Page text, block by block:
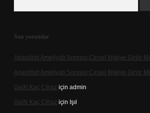
Son yorumlar
Apandisit Ameliyatı Sonrası Cinsel Ilişkiye Girilir Mi
Apandisit Ameliyatı Sonrası Cinsel Ilişkiye Girilir Mi
Gai̇N Kaç Cihaz için admin
Gai̇N Kaç Cihaz için Işıl